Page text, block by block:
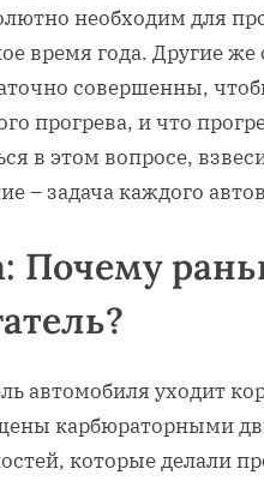
необходим для
время года. Другие
совершенны,
прогрева, и что
в этом вопросе,
– задача каждого
Почему
автомобиля уходит
карбюраторными
которые делали